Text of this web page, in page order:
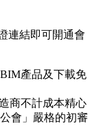
連結即可開通會
產品及下載免
商不計成本精心
會」嚴格的初審